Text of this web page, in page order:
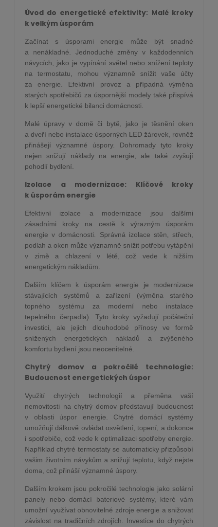
Úvod do energetické efektivity: Malé kroky
k velkým úsporám
Začínat s úsporami energie může být snadné
a nenákladné. Jednoduché změny v každodenních
návycích, jako je vypínání světel nebo snížení teploty
na termostatu, mohou významně snížit vaše účty
za energie. Efektivní provoz a případná výměna
starých spotřebičů za úspornější modely také přispívá
k lepší energetické bilanci domácnosti.
Malé úpravy v domě či bytě, jako je těsnění oken
a dveří nebo instalace úsporných LED žárovek, rovněž
přinášejí významné úspory. Dohromady tyto kroky
nejen snižují náklady na energie, ale také zvyšují
pohodlí bydlení.
Izolace a modernizace: Klíčové kroky
k úsporám energie
Efektivní izolace a modernizace jsou dalšími
zásadními kroky na cestě k výrazným úsporám
energie v domácnosti. Správná izolace stěn, střech,
podlah a oken může významně snížit potřebu vytápění
v zimě a chlazení v létě, což vede k nižším
energetickým nákladům.
Dalším klíčem k úsporám energie je modernizace
stávajících systémů a zařízení (výměna starého
topného systému za moderní nebo instalace
tepelného čerpadla). Tyto kroky vyžadují počáteční
investici, ale jejich dlouhodobé přínosy ve formě
snížených energetických nákladů a zvýšeného
komfortu bydlení jsou neocenitelné.
Chytrý domov a pokročilé technologie:
Budoucnost energetických úspor
Využití chytrých technologií a přeměna vaší
nemovitosti na chytrý domov představují budoucnost
v oblasti úspor energie. Chytré domácí systémy
umožňují dálkově ovládat osvětlení, topení, a dokonce
i spotřebiče, což vede k optimalizaci spotřeby energie.
Například chytré termostaty se automaticky přizpůsobí
vašim životním návykům a snižují teplotu, když nejste
doma, což přináší významné úspory.
Dalším krokem jsou pokročilé technologie jako solární
panely nebo domácí bateriové systémy, které vám
umožní využívat obnovitelné zdroje energie a snižovat
závislost na tradičních zdrojích. Investice do chytrých